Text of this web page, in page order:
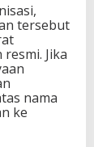
tersebut
Jika
nama
ke